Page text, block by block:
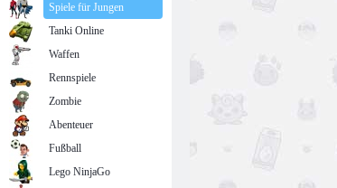
Spiele für Jungen
Tanki Online
Waffen
Rennspiele
Zombie
Abenteuer
Fußball
Lego NinjaGo